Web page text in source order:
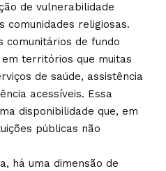
de vulnerabilidade
comunidades religiosas.
comunitários de fundo
territórios que muitas
de saúde, assistência
acessíveis. Essa
disponibilidade que, em
públicas não
há uma dimensão de